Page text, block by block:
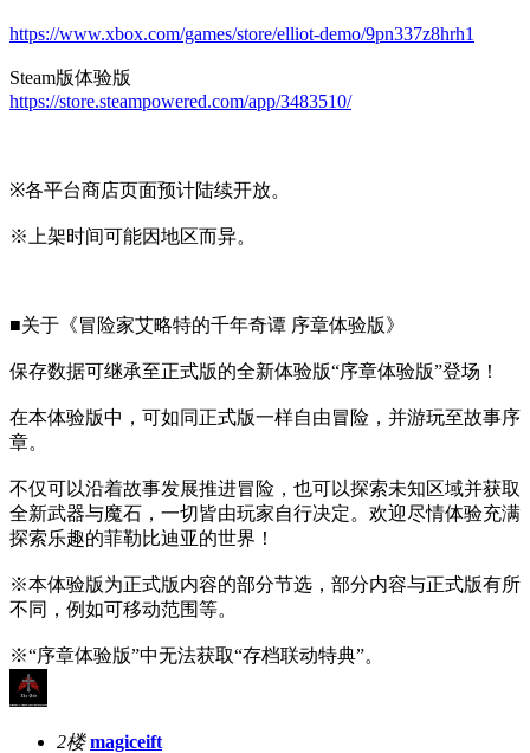
https://www.xbox.com/games/store/elliot-demo/9pn337z8hrh1
Steam版体验版
https://store.steampowered.com/app/3483510/
※各平台商店页面预计陆续开放。
※上架时间可能因地区而异。
■关于《冒险家艾略特的千年奇谭 序章体验版》
保存数据可继承至正式版的全新体验版“序章体验版”登场！
在本体验版中，可如同正式版一样自由冒险，并游玩至故事序
章。
不仅可以沿着故事发展推进冒险，也可以探索未知区域并获取
全新武器与魔石，一切皆由玩家自行决定。欢迎尽情体验充满
探索乐趣的菲勒比迪亚的世界！
※本体验版为正式版内容的部分节选，部分内容与正式版有所
不同，例如可移动范围等。
※“序章体验版”中无法获取“存档联动特典”。
2楼 magiceift